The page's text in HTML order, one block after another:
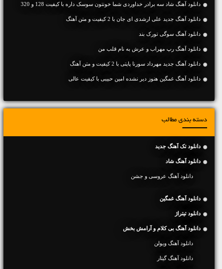
دانلود آهنگ شاد سه برادر خداوردی شما خونتون سوسک داره با کیفیت 128 و 320
دانلود آهنگ جديد علی ارشدی ای جان با 2 کیفیت و متن آهنگ
دانلود آهنگ سوگی تورک بند
دانلود آهنگ رپ مهراب و عرش به نام قلب من
دانلود آهنگ جديد مهرداد سورنا پاپتی با 2 کیفیت و متن آهنگ
دانلود آهنگ غمگین هنوز دیر نشده امین حبیبی با کیفیت عالی
دسته بندی مطالب
دانلود تک آهنگ جدید
دانلود آهنگ شاد
دانلود آهنگ عروسی و جشن
دانلود آهنگ غمگین
دانلود تیتراژ
دانلود آهنگ بی کلام و آرامش بخش
دانلود آهنگ ویولن
دانلود آهنگ گیتار